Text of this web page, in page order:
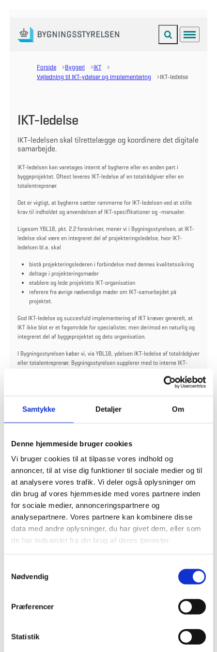
Samtykke Detaljer Om
Denne hjemmeside bruger cookies
Vi bruger cookies til at tilpasse vores indhold og
annoncer, til at vise dig funktioner til sociale medier og til
at analysere vores trafik. Vi deler også oplysninger om
din brug af vores hjemmeside med vores partnere inden
for sociale medier, annonceringspartnere og
analysepartnere. Vores partnere kan kombinere disse
data med andre oplysninger, du har givet dem, eller som
de har indsamlet fra din brug af deres tjenester.
Nødvendig
Præferencer
Statistik
Gå til forsiden Fold søgefelt ud
Menu
Forside Byggeri
IKT
Vejledning til IKT-ydelser og implementering
IKT-ledelse
IKT-ledelse
IKT-ledelsen skal tilrettelægge og koordinere det digitale
samarbejde.
IKT-ledelsen kan varetages internt af bygherre eller en anden part i
byggeprojektet. Oftest leveres IKT-ledelse af en totalrådgiver eller en
totalentreprenør.
Det er vigtigt, at bygherre sætter rammerne for IKT-ledelsen ved at stille
krav til indholdet og anvendelsen af IKT-specifikationer og -manualer.
Ligesom YBL18, pkt. 2.2 foreskriver, mener vi i Bygningsstyrelsen, at IKT-
ledelse skal være en integreret del af projekteringsledelse, hvor IKT-
ledelsen bl.a. skal
bistå projekteringslederen i forbindelse med dennes kvalitetssikring
deltage i projekteringsmøder
etablere og lede projektets IKT-organisation
referere fra øvrige nødvendige møder om IKT-samarbejdet på
projektet.
God IKT-ledelse og succesfuld implementering af IKT kræver generelt, at
IKT ikke blot er et fagområde for specialister, men derimod en naturlig og
integreret del af byggeprojektet og dets organisation.
I Bygningsstyrelsen køber vi, via YBL18, ydelsen IKT-ledelse af totalrådgiver
eller totalentreprenør. Bygningsstyrelsen supplerer med to interne IKT-
Bygningsstyrelsens interne koordinering indebærer:
At afstemme behov og krav med intern og ekstern driftsorganisation.
Se mere om det på siden vedrørende digital aflevering.
At afstemme og udvikle interne procedurer vedrørende anvendelse af
Intern kvalitetssikring i form af
Tværfaglig KS ved hjælp af konsistens- og kollisionskontrol af
bygningsmodeller
KS for anvendelse af aftalte standarder og formater
KS af sammenhængen mellem bygningsmodeller, tegninger,
tilbudslister og beskrivelser.
Opsætning og udvikling for anvendelse af projektweb og platform til
digital aflevering.
Tværgående dialog på projekter, som danner grundlag for den generelle
håndtering af IKT i Bygningsstyrelsen.
Udvikling af interne kompetencer vedrørende IKT.
Gode råd til implementering af IKT(-ledelse)
byggeprojektet, til produktion af tegninger, og på byggeprojektets
tegninger og dokumenter.
Den tværgående kvalitetssikring af projektmaterialet indeholder